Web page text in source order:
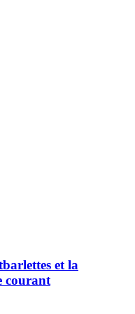
et la
courant